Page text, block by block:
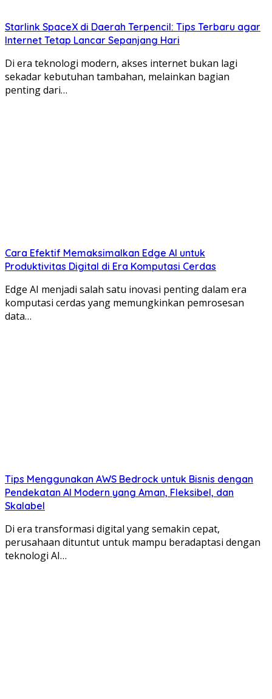
Starlink SpaceX di Daerah Terpencil: Tips Terbaru agar
Internet Tetap Lancar Sepanjang Hari
Di era teknologi modern, akses internet bukan lagi
sekadar kebutuhan tambahan, melainkan bagian
penting dari…
Cara Efektif Memaksimalkan Edge AI untuk
Produktivitas Digital di Era Komputasi Cerdas
Edge AI menjadi salah satu inovasi penting dalam era
komputasi cerdas yang memungkinkan pemrosesan
data…
Tips Menggunakan AWS Bedrock untuk Bisnis dengan
Pendekatan AI Modern yang Aman, Fleksibel, dan
Skalabel
Di era transformasi digital yang semakin cepat,
perusahaan dituntut untuk mampu beradaptasi dengan
teknologi AI…